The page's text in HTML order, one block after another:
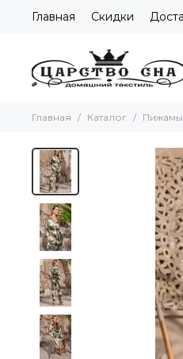
Главная Скидки
Главная Каталог